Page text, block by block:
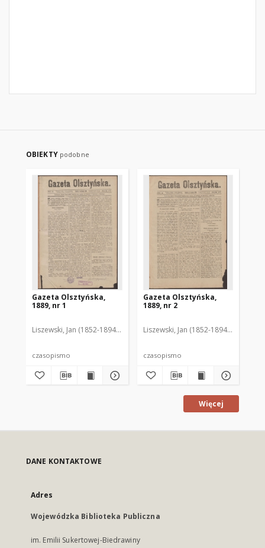
OBIEKTY podobne
Gazeta Olsztyńska,
1889, nr 1
Liszewski, Jan (1852-1894). Red.
czasopismo
Gazeta Olsztyńska,
1889, nr 2
Liszewski, Jan (1852-1894). Red.
czasopismo
Więcej
DANE KONTAKTOWE
Adres
Wojewódzka Biblioteka Publiczna
im. Emilii Sukertowej-Biedrawiny